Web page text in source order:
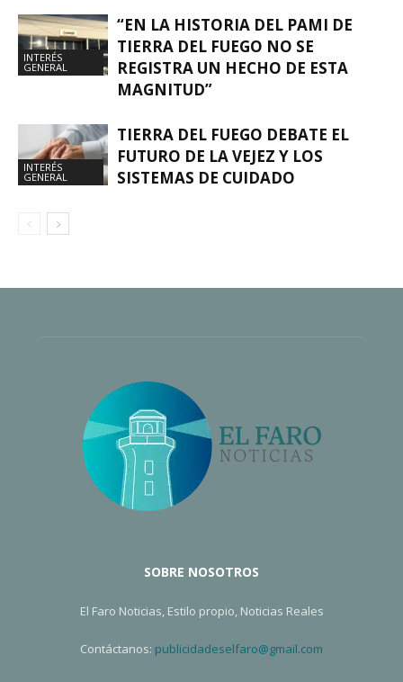
INTERÉS
GENERAL
“EN LA HISTORIA DEL PAMI DE
TIERRA DEL FUEGO NO SE
REGISTRA UN HECHO DE ESTA
MAGNITUD”
INTERÉS
GENERAL
TIERRA DEL FUEGO DEBATE EL
FUTURO DE LA VEJEZ Y LOS
SISTEMAS DE CUIDADO
SOBRE NOSOTROS
El Faro Noticias, Estilo propio, Noticias Reales
Contáctanos: publicidadeselfaro@gmail.com